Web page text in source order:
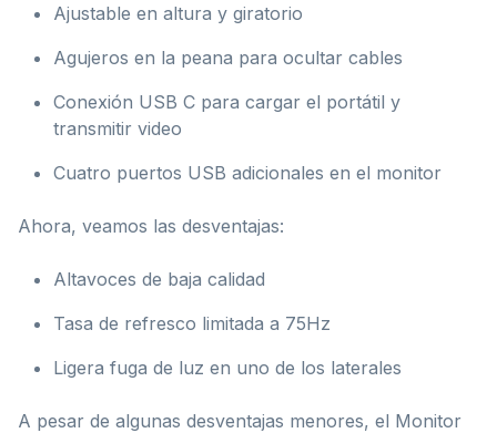
Ajustable en altura y giratorio
Agujeros en la peana para ocultar cables
Conexión USB C para cargar el portátil y
transmitir video
Cuatro puertos USB adicionales en el monitor
Ahora, veamos las desventajas:
Altavoces de baja calidad
Tasa de refresco limitada a 75Hz
Ligera fuga de luz en uno de los laterales
A pesar de algunas desventajas menores, el Monitor